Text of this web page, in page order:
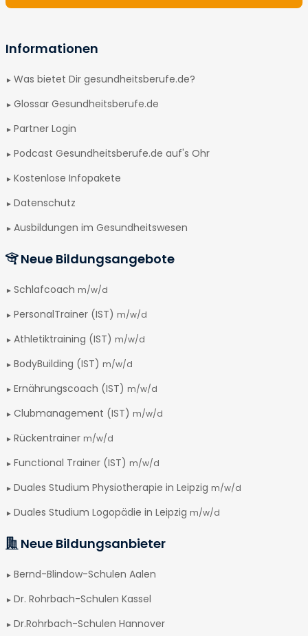
Informationen
Was bietet Dir gesundheitsberufe.de?
Glossar Gesundheitsberufe.de
Partner Login
Podcast Gesundheitsberufe.de auf's Ohr
Kostenlose Infopakete
Datenschutz
Ausbildungen im Gesundheitswesen
Neue Bildungsangebote
Schlafcoach m/w/d
PersonalTrainer (IST) m/w/d
Athletiktraining (IST) m/w/d
BodyBuilding (IST) m/w/d
Ernährungscoach (IST) m/w/d
Clubmanagement (IST) m/w/d
Rückentrainer m/w/d
Functional Trainer (IST) m/w/d
Duales Studium Physiotherapie in Leipzig m/w/d
Duales Studium Logopädie in Leipzig m/w/d
Neue Bildungsanbieter
Bernd-Blindow-Schulen Aalen
Dr. Rohrbach-Schulen Kassel
Dr.Rohrbach-Schulen Hannover